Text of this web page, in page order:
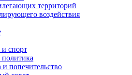
территорий
воздействия
и спорт
попечительство